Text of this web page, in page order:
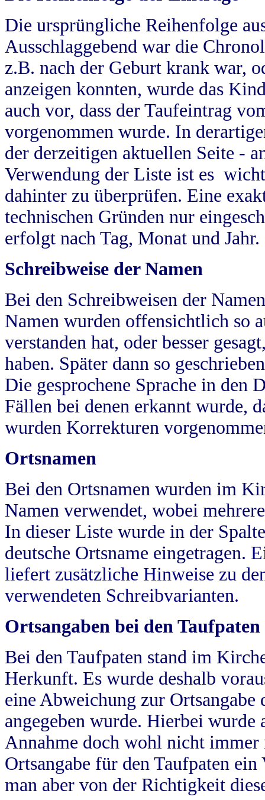
Die ursprüngliche Reihenfolge
Ausschlaggebend war die
z.B. nach der Geburt krank war,
anzeigen konnten, wurde das
auch vor, dass der Taufeintrag
vorgenommen wurde. In
der derzeitigen aktuellen Seite -
Verwendung der Liste ist es
dahinter zu überprüfen. Eine
technischen Gründen nur
erfolgt nach Tag, Monat und Jahr.
Schreibweise der Namen
Bei den Schreibweisen der
Namen wurden offensichtlich so
verstanden hat, oder besser
haben. Später dann so
Die gesprochene Sprache in
Fällen bei denen erkannt wurde,
wurden Korrekturen
Ortsnamen
Bei den Ortsnamen wurden im
Namen verwendet, wobei
In dieser Liste wurde in der
deutsche Ortsname eingetragen.
liefert zusätzliche Hinweise zu
verwendeten Schreibvarianten.
Ortsangaben bei den Taufpaten
Bei den Taufpaten stand im
Herkunft. Es wurde deshalb
eine Abweichung zur
angegeben wurde. Hierbei wurde
Annahme doch wohl nicht
Ortsangabe für den Taufpaten
man aber von der Richtigkeit